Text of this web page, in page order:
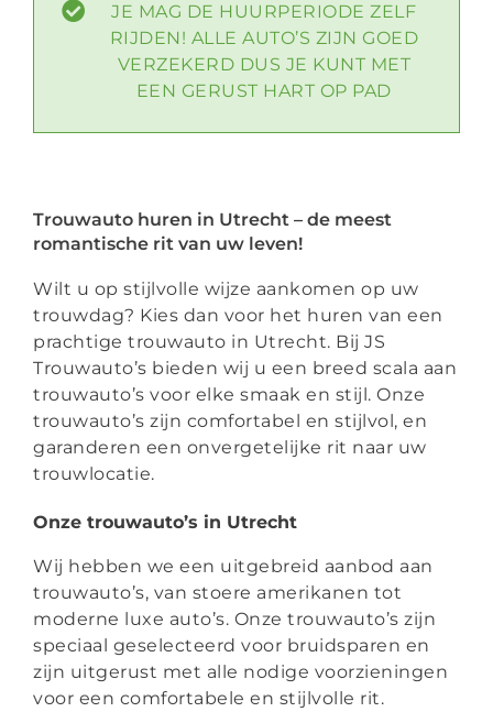
JE MAG DE HUURPERIODE ZELF
RIJDEN! ALLE AUTO’S ZIJN GOED
VERZEKERD DUS JE KUNT MET
EEN GERUST HART OP PAD
Trouwauto huren in Utrecht – de meest
romantische rit van uw leven!
Wilt u op stijlvolle wijze aankomen op uw
trouwdag? Kies dan voor het huren van een
prachtige trouwauto in Utrecht. Bij JS
Trouwauto’s bieden wij u een breed scala aan
trouwauto’s voor elke smaak en stijl. Onze
trouwauto’s zijn comfortabel en stijlvol, en
garanderen een onvergetelijke rit naar uw
trouwlocatie.
Onze trouwauto’s in Utrecht
Wij hebben we een uitgebreid aanbod aan
trouwauto’s, van stoere amerikanen tot
moderne luxe auto’s. Onze trouwauto’s zijn
speciaal geselecteerd voor bruidsparen en
zijn uitgerust met alle nodige voorzieningen
voor een comfortabele en stijlvolle rit.